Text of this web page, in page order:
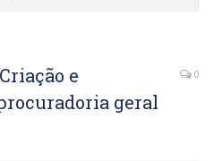
e
geral
0